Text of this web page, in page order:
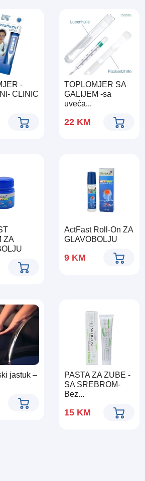
-
CLINIC
TOPLOMJER SA
GALIJEM -sa
uveća...
22 KM
ZA
ActFast Roll-On ZA
GLAVOBOLJU
9 KM
jastuk –
PASTA ZA ZUBE -
SA SREBROM-
Bez...
15 KM